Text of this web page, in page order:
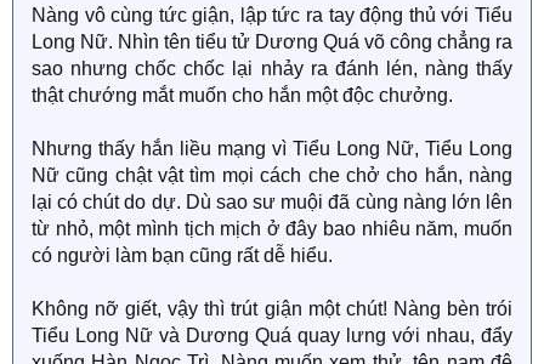
Nàng vô cùng tức giận, lập tức ra tay động thủ với Tiểu
Long Nữ. Nhìn tên tiểu tử Dương Quá võ công chẳng ra
sao nhưng chốc chốc lại nhảy ra đánh lén, nàng thấy
thật chướng mắt muốn cho hắn một độc chưởng.
Nhưng thấy hắn liều mạng vì Tiểu Long Nữ, Tiểu Long
Nữ cũng chật vật tìm mọi cách che chở cho hắn, nàng
lại có chút do dự. Dù sao sư muội đã cùng nàng lớn lên
từ nhỏ, một mình tịch mịch ở đây bao nhiêu năm, muốn
có người làm bạn cũng rất dễ hiểu.
Không nỡ giết, vậy thì trút giận một chút! Nàng bèn trói
Tiểu Long Nữ và Dương Quá quay lưng với nhau, đẩy